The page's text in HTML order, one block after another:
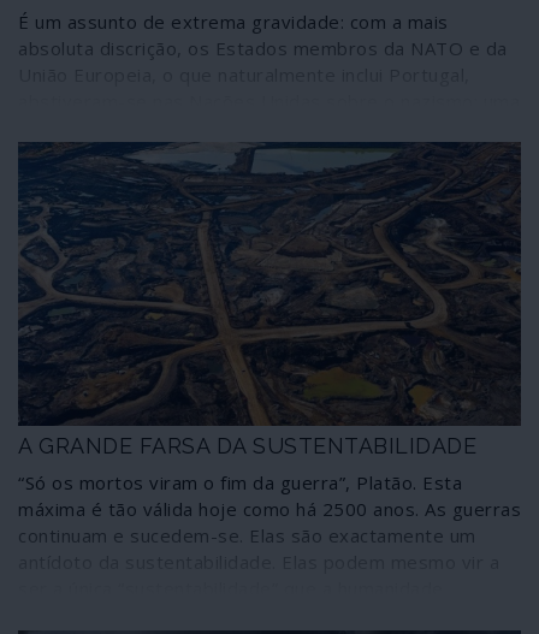
É um assunto de extrema gravidade: com a mais
absoluta discrição, os Estados membros da NATO e da
Europeia vive dificuldades no seu funcionamento devido
às emanações fascistas na Polónia, na Hungria e nos
Estados bálticos, tratadas, com muito pudor, como
“populistas”, “nacionalistas” ou “iliberais”. Na verdade,
desde a Segunda Guerra Mundial, a CIA e depois a
NATO reciclaram numerosos criminosos um pouco por
todo o mundo, ultimamente nos países bálticos e na
Ucrânia. Estes veiculam abertamente uma ideologia
racial que, aliás, nunca abandonaram.
A GRANDE FARSA DA SUSTENTABILIDADE
“Só os mortos viram o fim da guerra”, Platão. Esta
máxima é tão válida hoje como há 2500 anos. As guerras
continuam e sucedem-se. Elas são exactamente um